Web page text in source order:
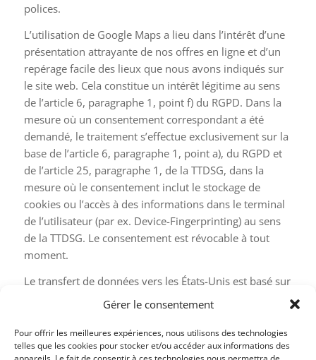
Gérer le consentement
Pour offrir les meilleures expériences, nous utilisons des technologies
telles que les cookies pour stocker et/ou accéder aux informations des
polices.
L’utilisation de Google Maps a lieu dans l’intérêt d’une
présentation attrayante de nos offres en ligne et d’un
repérage facile des lieux que nous avons indiqués sur
le site web. Cela constitue un intérêt légitime au sens
de l’article 6, paragraphe 1, point f) du RGPD. Dans la
mesure où un consentement correspondant a été
demandé, le traitement s’effectue exclusivement sur la
base de l’article 6, paragraphe 1, point a), du RGPD et
de l’article 25, paragraphe 1, de la TTDSG, dans la
mesure où le consentement inclut le stockage de
cookies ou l’accès à des informations dans le terminal
de l’utilisateur (par ex. Device-Fingerprinting) au sens
de la TTDSG. Le consentement est révocable à tout
moment.
Le transfert de données vers les États-Unis est basé sur
les clauses contractuelles standard de la Commission
https://privacy.google.com/businesses/
et